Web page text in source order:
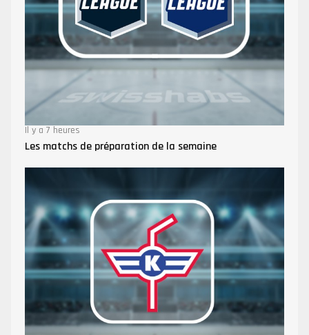
Il y a 7 heures
Les matchs de préparation de la semaine